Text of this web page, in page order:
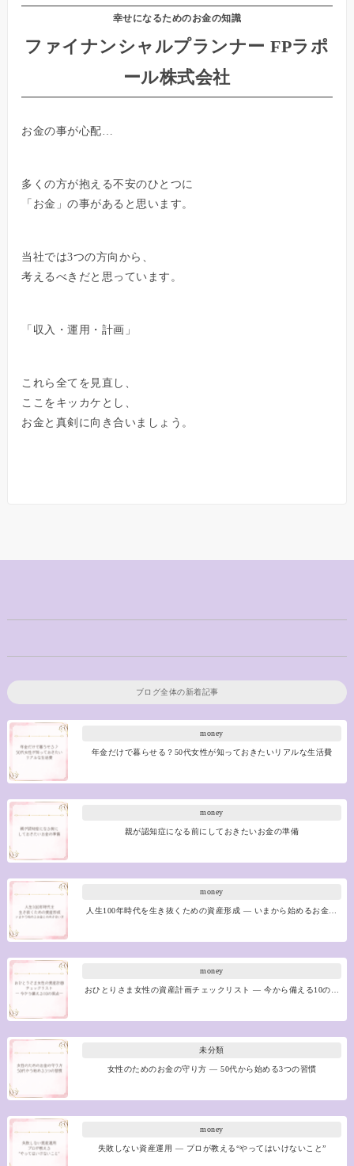
幸せになるためのお金の知識
ファイナンシャルプランナー FPラポ
ール株式会社
お金の事が心配…
多くの方が抱える不安のひとつに
「お金」の事があると思います。
当社では3つの方向から、
考えるべきだと思っています。
「収入・運用・計画」
これら全てを見直し、
ここをキッカケとし、
お金と真剣に向き合いましょう。
ブログ全体の新着記事
money
年金だけで暮らせる？50代女性が知っておきたいリアルな生活費
money
親が認知症になる前にしておきたいお金の準備
money
人生100年時代を生き抜くための資産形成 ― いまから始めるお金…
money
おひとりさま女性の資産計画チェックリスト ― 今から備える10の…
未分類
女性のためのお金の守り方 ― 50代から始める3つの習慣
money
失敗しない資産運用 ― プロが教える“やってはいけないこと”